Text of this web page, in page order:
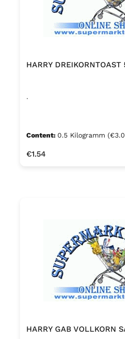
(3,2 %), HAFERflocken,
Sonnenblumenkerne (2,9
WEIZENspeisekleie (2,5
Invertzuckersirup, Salz,
Natriumacetate,
HARRY DREIKORNTOAST
.
Content: 0.5 Kilogramm
Regular price:
€1.54
HARRY GAB VOLLKORN